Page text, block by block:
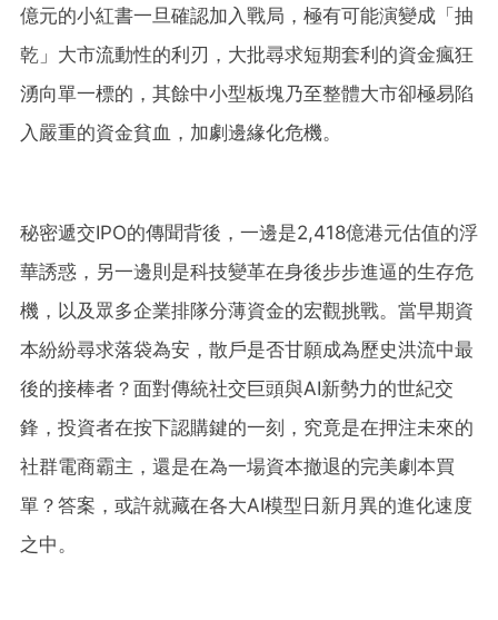
億元的小紅書一旦確認加入戰局，極有可能演變成「抽
乾」大市流動性的利刃，大批尋求短期套利的資金瘋狂
湧向單一標的，其餘中小型板塊乃至整體大市卻極易陷
入嚴重的資金貧血，加劇邊緣化危機。
秘密遞交IPO的傳聞背後，一邊是2,418億港元估值的浮
華誘惑，另一邊則是科技變革在身後步步進逼的生存危
機，以及眾多企業排隊分薄資金的宏觀挑戰。當早期資
本紛紛尋求落袋為安，散戶是否甘願成為歷史洪流中最
後的接棒者？面對傳統社交巨頭與AI新勢力的世紀交
鋒，投資者在按下認購鍵的一刻，究竟是在押注未來的
社群電商霸主，還是在為一場資本撤退的完美劇本買
單？答案，或許就藏在各大AI模型日新月異的進化速度
之中。